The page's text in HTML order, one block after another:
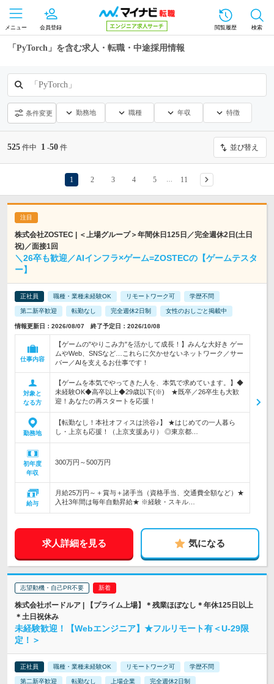
メニュー 会員登録 閲覧履歴 検索
「PyTorch」を含む求人・転職・中途採用情報
「PyTorch」
条件変更 勤務地 職種 年収 特徴
525 件中 1 -50 件 並び替え
1 2 3 4 5 11
株式会社ZOSTEC | ＜上場グループ＞年間休日125日／完全週休2日(土日
祝)／面接1回
＼26卒も歓迎／AIインフラ×ゲーム=ZOSTECの【ゲームテスタ
ー】
正社員 職種・業種未経験OK リモートワーク可 学歴不問
第二新卒歓迎 転勤なし 完全週休2日制 女性のおしごと掲載中
情報更新日：2026/08/07 終了予定日：2026/10/08
仕事内容
【ゲームの"やりこみ力"を活かして成長！】みんな大好き ゲー
ムやWeb、SNSなど…これらに欠かせないネットワーク／サー
バー／AIを支えるお仕事です！
対象と
なる方
【ゲームを本気でやってきた人を、本気で求めています。】◆
未経験OK◆高卒以上◆29歳以下(※) ★既卒／26卒生も大歓
迎！あなたの再スタートを応援！
勤務地
【転勤なし！本社オフィスは渋谷♪】 ★はじめての一人暮ら
し・上京も応援！（上京支援あり） ◎東京都…
初年度
年収
300万円～500万円
給与
月給25万円～＋賞与＋諸手当（資格手当、交通費全額など）★
入社3年間は毎年自動昇給★ ※経験・スキル…
求人詳細を見る 気になる
志望動機・自己PR不要
株式会社ボードルア | 【プライム上場】＊残業ほぼなし＊年休125日以上
＊土日祝休み
未経験歓迎！【Webエンジニア】★フルリモート有＜U-29限
定！＞
正社員 職種・業種未経験OK リモートワーク可 学歴不問
第二新卒歓迎 転勤なし 上場企業 完全週休2日制